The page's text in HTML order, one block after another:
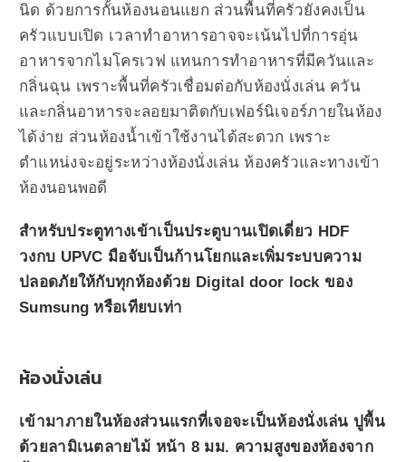
นิด ด้วยการกั้นห้องนอนแยก ส่วนพื้นที่ครัวยังคงเป็น
ครัวแบบเปิด เวลาทำอาหารอาจจะเน้นไปที่การอุ่น
อาหารจากไมโครเวฟ แทนการทำอาหารที่มีควันและ
กลิ่นฉุน เพราะพื้นที่ครัวเชื่อมต่อกับห้องนั่งเล่น ควัน
และกลิ่นอาหารจะลอยมาติดกับเฟอร์นิเจอร์ภายในห้อง
ได้ง่าย ส่วนห้องน้ำเข้าใช้งานได้สะดวก เพราะ
ตำแหน่งจะอยู่ระหว่างห้องนั่งเล่น ห้องครัวและทางเข้า
ห้องนอนพอดี
สำหรับประตูทางเข้าเป็นประตูบานเปิดเดี่ยว HDF
วงกบ UPVC มือจับเป็นก้านโยกและเพิ่มระบบความ
ปลอดภัยให้กับทุกห้องด้วย Digital door lock ของ
Sumsung หรือเทียบเท่า
ห้องนั่งเล่น
เข้ามาภายในห้องส่วนแรกที่เจอจะเป็นห้องนั่งเล่น ปูพื้น
ด้วยลามิเนตลายไม้ หน้า 8 มม. ความสูงของห้องจาก